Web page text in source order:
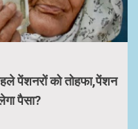
पेंशनरों को तोहफा,पेंशन
पैसा?